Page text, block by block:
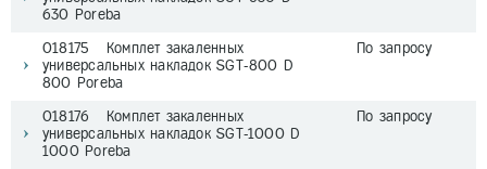
630 Poreba
018175 Комплет закаленных
универсальных накладок SGT-800 D
800 Poreba
По запросу
018176 Комплет закаленных
универсальных накладок SGT-1000 D
1000 Poreba
По запросу